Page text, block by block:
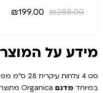
₪288.00
₪199.00
מידע על המוצר
סט 4 צלחות
במיוחד מדגם Organica